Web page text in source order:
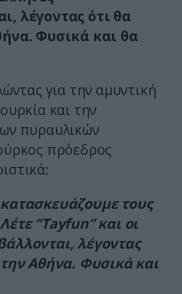
λέγοντας ότι θα
Φυσικά και θα
για την αμυντική
και την
πυραυλικών
πρόεδρος
τους
“Tayfun” και οι
λέγοντας
Αθήνα. Φυσικά και